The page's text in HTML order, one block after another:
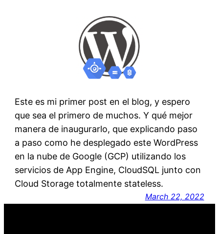
Este es mi primer post en el blog, y espero
que sea el primero de muchos. Y qué mejor
manera de inaugurarlo, que explicando paso
a paso como he desplegado este WordPress
en la nube de Google (GCP) utilizando los
servicios de App Engine, CloudSQL junto con
Cloud Storage totalmente stateless.
March 22, 2022